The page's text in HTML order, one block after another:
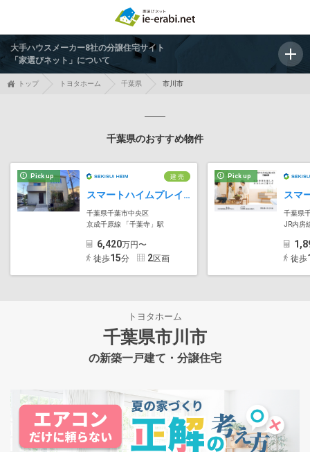
大手ハウスメーカー8社の分譲住宅サイト
「家選びネット」について
トップ トヨタホーム 千葉県 市川市
千葉県のおすすめ物件
Pick up 建 売
スマートハイムプレイス中央区葛城
千葉県千葉市中央区
京成千原線 「千葉寺」駅
6,420万円〜
徒歩15分 2区画
Pick up
千葉県
JR内房
徒歩
トヨタホーム
千葉県市川市
の新築一戸建て・分譲住宅